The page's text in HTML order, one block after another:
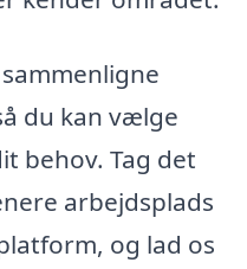
du kan vælge
behov. Tag det
arbejdsplads
og lad os